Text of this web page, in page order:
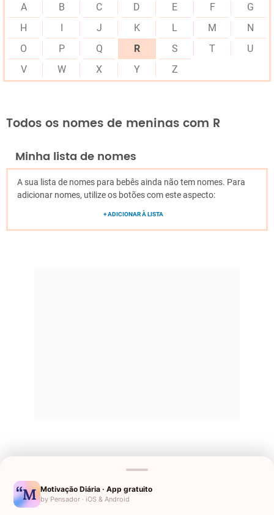
A B C D E F
G
H
I J K L M
N
O
P Q R S T
U
V
W X Y Z
Todos os nomes de meninas com R
Minha lista de nomes
A sua lista de nomes para bebês ainda não tem nomes. Para
adicionar nomes, utilize os botões com este aspecto:
+ ADICIONAR À LISTA
Últimos Nomes
Motivação Diária · App gratuito
by Pensador · iOS & Android